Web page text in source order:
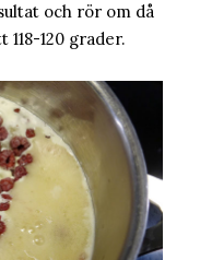
och rör om då
120 grader.